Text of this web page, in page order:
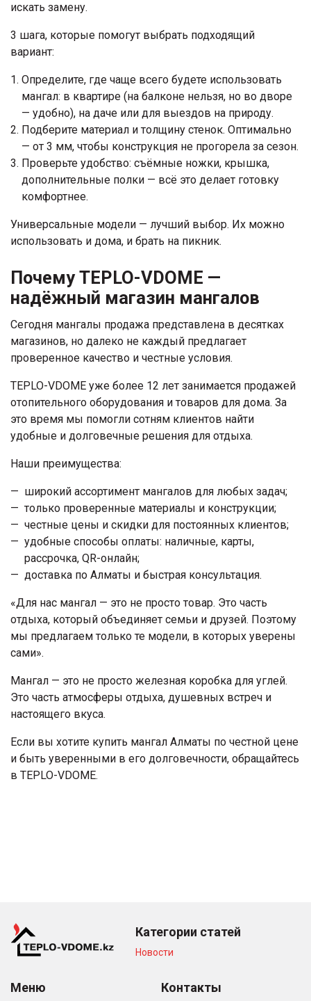
искать замену.
3 шага, которые помогут выбрать подходящий
вариант:
Определите, где чаще всего будете использовать
мангал: в квартире (на балконе нельзя, но во дворе
— удобно), на даче или для выездов на природу.
Подберите материал и толщину стенок. Оптимально
— от 3 мм, чтобы конструкция не прогорела за сезон.
Проверьте удобство: съёмные ножки, крышка,
дополнительные полки — всё это делает готовку
комфортнее.
Универсальные модели — лучший выбор. Их можно
использовать и дома, и брать на пикник.
Почему TEPLO-VDOME —
надёжный магазин мангалов
Сегодня мангалы продажа представлена в десятках
магазинов, но далеко не каждый предлагает
проверенное качество и честные условия.
TEPLO-VDOME уже более 12 лет занимается продажей
отопительного оборудования и товаров для дома. За
это время мы помогли сотням клиентов найти
удобные и долговечные решения для отдыха.
Наши преимущества:
широкий ассортимент мангалов для любых задач;
только проверенные материалы и конструкции;
честные цены и скидки для постоянных клиентов;
удобные способы оплаты: наличные, карты,
рассрочка, QR-онлайн;
доставка по Алматы и быстрая консультация.
«Для нас мангал — это не просто товар. Это часть
отдыха, который объединяет семьи и друзей. Поэтому
мы предлагаем только те модели, в которых уверены
сами».
Мангал — это не просто железная коробка для углей.
Это часть атмосферы отдыха, душевных встреч и
настоящего вкуса.
Если вы хотите купить мангал Алматы по честной цене
и быть уверенными в его долговечности, обращайтесь
в TEPLO-VDOME.
Категории статей
Новости
Меню Контакты